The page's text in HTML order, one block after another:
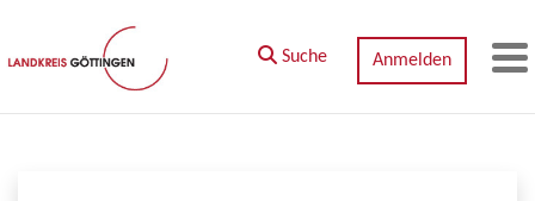
Zum Hauptinhalt springen
Suche Anmelden